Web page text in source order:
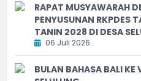
RAPAT MUSYAWARAH
PENYUSUNAN RKPDES
TANIN 2028 DI DESA
06 Juli 2026
BULAN BAHASA BALI